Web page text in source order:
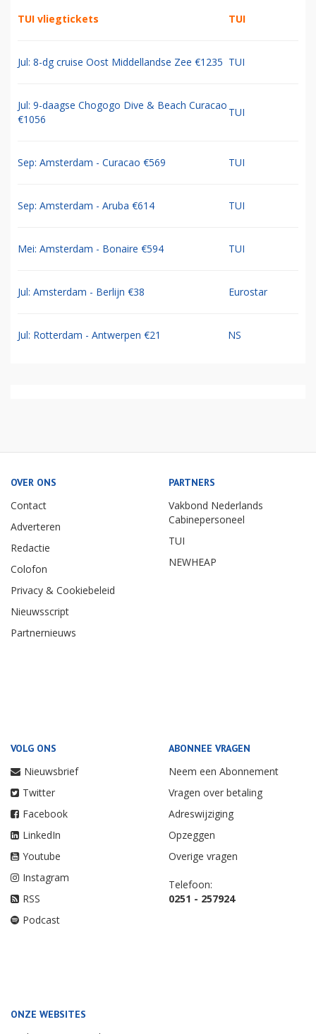
TUI vliegtickets TUI
Jul: 8-dg cruise Oost Middellandse Zee €1235 TUI
Jul: 9-daagse Chogogo Dive & Beach Curacao
€1056
TUI
Sep: Amsterdam - Curacao €569 TUI
Sep: Amsterdam - Aruba €614 TUI
Mei: Amsterdam - Bonaire €594 TUI
Jul: Amsterdam - Berlijn €38 Eurostar
Jul: Rotterdam - Antwerpen €21 NS
OVER ONS
Contact
Adverteren
Redactie
Colofon
Privacy & Cookiebeleid
Nieuwsscript
Partnernieuws
PARTNERS
Vakbond Nederlands
Cabinepersoneel
TUI
NEWHEAP
VOLG ONS
Nieuwsbrief
Twitter
Facebook
LinkedIn
Youtube
Instagram
RSS
Podcast
ABONNEE VRAGEN
Neem een Abonnement
Vragen over betaling
Adreswijziging
Opzeggen
Overige vragen
Telefoon:
0251 - 257924
ONZE WEBSITES